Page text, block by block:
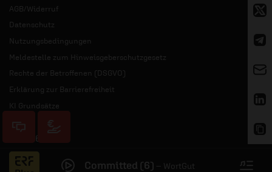
AGB/Widerruf
Datenschutz
Nutzungsbedingungen
Meldestelle zum Hinweisgeberschutzgesetz
Rechte der Betroffenen (DSGVO)
Erklärung zur Barrierefreiheit
KI Grundsätze
© 2026 ERF
Committed (6) – WortGut